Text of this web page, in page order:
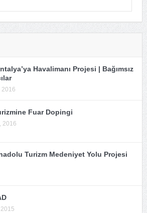
Havalimanı Projesi | Bağımsız
2016
Fuar Dopingi
2016
Turizm Medeniyet Yolu Projesi